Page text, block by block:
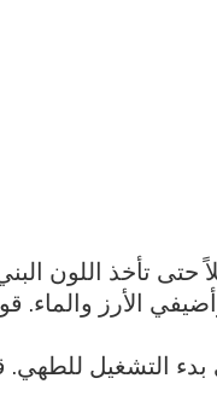
الأرز والماء.
التشغيل للطهي.